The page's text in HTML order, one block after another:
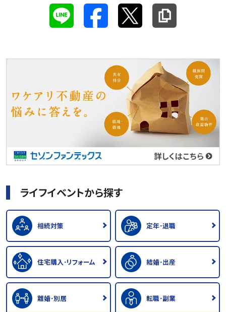
ライフイベントから探す
相続対策 定年･退職
住宅購入･リフォーム 結婚･出産
離婚･別居 転職･副業